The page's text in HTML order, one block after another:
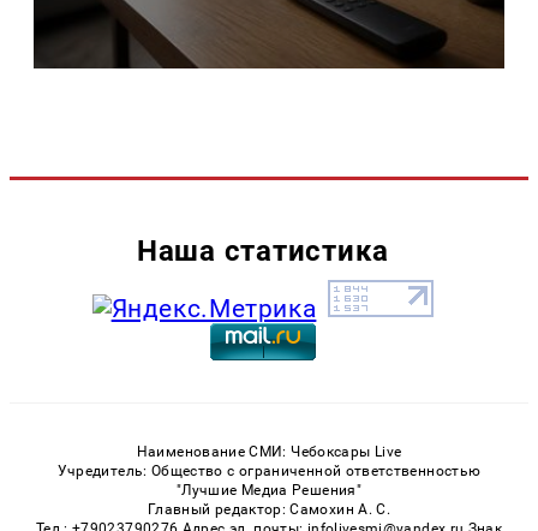
Наша статистика
Наименование СМИ: Чебоксары Live
Учредитель: Общество с ограниченной ответственностью
"Лучшие Медиа Решения"
Главный редактор: Самохин А. С.